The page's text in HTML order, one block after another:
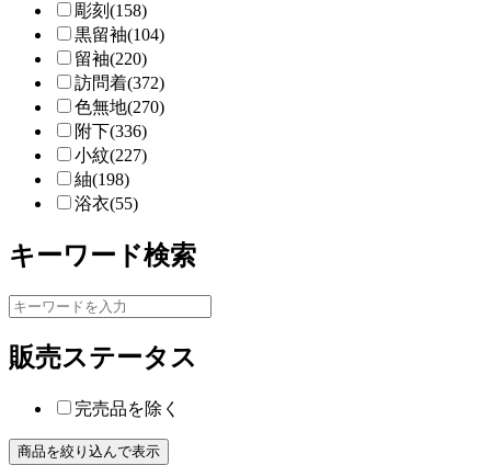
彫刻(158)
黒留袖(104)
留袖(220)
訪問着(372)
色無地(270)
附下(336)
小紋(227)
紬(198)
浴衣(55)
キーワード検索
販売ステータス
完売品を除く